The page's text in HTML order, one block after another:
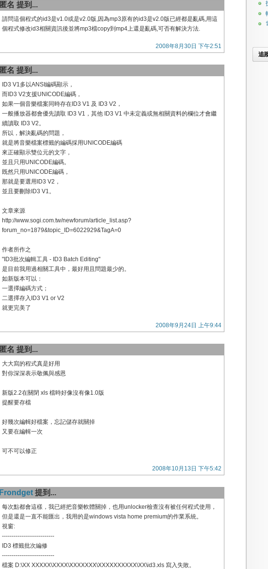
匿名 提到...
請問這個程式的id3是v1.0或是v2.0版,因為mp3原有的id3是v2.0版已經都是亂碼,用這
個程式修改id3相關資訊後並將mp3檔copy到mp4上還是亂碼,可否有解決方法.
2008年8月30日 下午2:51
匿名 提到...
ID3 V1多以ANSI編碼顯示，
而ID3 V2支援UNICODE編碼，
如果一個音樂檔案同時存在ID3 V1 及 ID3 V2，
一般播放器都會優先讀取 ID3 V1，其他 ID3 V1 中未定義或無相關資料的欄位才會繼
續讀取 ID3 V2。
所以，解決亂碼的問題，
就是將音樂檔案標籤的編碼採用UNICODE編碼
來正確顯示雙位元的文字，
並且只用UNICODE編碼。
既然只用UNICODE編碼，
那就是要選用ID3 V2，
並且要刪除ID3 V1。
文章來源
http://www.sogi.com.tw/newforum/article_list.asp?
forum_no=1879&topic_ID=6022929&TagA=0
作者所作之
"ID3批次編輯工具 - ID3 Batch Editing"
是目前我用過相關工具中，最好用且問題最少的。
如新版本可以：
一選擇編碼方式；
二選擇存入ID3 V1 or V2
就更完美了
2008年9月24日 上午9:44
匿名 提到...
大大寫的程式真是好用
對你深深表示敬佩與感恩
新版2.2在關閉 xls 檔時好像沒有像1.0版
提醒要存檔
好幾次編輯好檔案，忘記儲存就關掉
又要在編輯一次
可不可以修正
2008年10月13日 下午5:42
Frondget提到...
每次點都會這樣，我已經把音樂軟體關掉，也用unlocker檢查沒有被任何程式使用，
但是還是一直不能匯出，我用的是windows vista home premium的作業系統。
視窗:
---------------------------
ID3 標籤批次編修
---------------------------
檔案 D:\XX XXXXX\XXXX\XXXXXXX\XXXXXXXXXX\XX\id3.xls 寫入失敗。
追